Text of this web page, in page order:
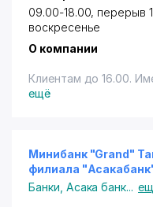
09.00-18.00, перерыв
воскресенье
О компании
Клиентам до 16.00.
ещё
Минибанк "Grand"
филиала
Банки Асака банк...